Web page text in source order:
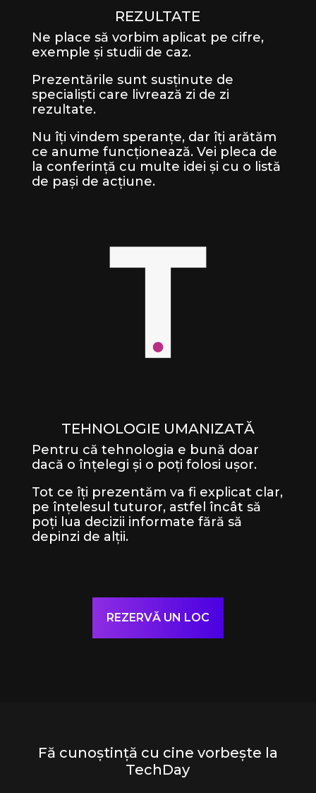
REZULTATE
Ne place să vorbim aplicat pe cifre,
exemple și studii de caz.
Prezentările sunt susținute de
specialiști care livrează zi de zi
rezultate.
Nu îți vindem speranțe, dar îți arătăm
ce anume funcționează. Vei pleca de
la conferință cu multe idei și cu o listă
de pași de acțiune.
TEHNOLOGIE UMANIZATĂ
Pentru că tehnologia e bună doar
dacă o înțelegi și o poți folosi ușor.
Tot ce îți prezentăm va fi explicat clar,
pe înțelesul tuturor, astfel încât să
poți lua decizii informate fără să
depinzi de alții.
REZERVĂ UN LOC
Fă cunoștință cu cine vorbește la
TechDay